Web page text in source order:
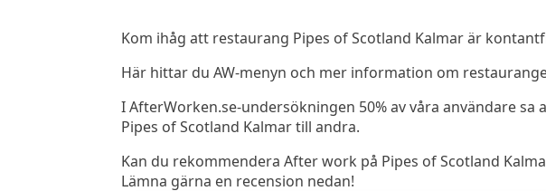
Kom ihåg att restaurang Pipes of Scotland Kalmar är
Här hittar du AW-menyn och mer information om
I AfterWorken.se-undersökningen 50% av våra användare
Pipes of Scotland Kalmar till andra.
Kan du rekommendera After work på Pipes of Scotland
Lämna gärna en recension nedan!